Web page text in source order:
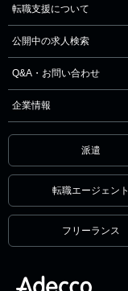
転職支援について
公開中の求人検索
Q&A・お問い合わせ
企業情報
派遣
転職エージェント
フリーランス